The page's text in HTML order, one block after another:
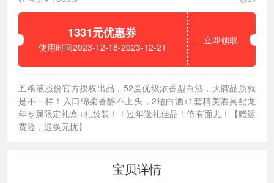
1331元优惠券
使用时间2023-12-18-2023-12-21
立即领取
五粮液股份官方授权出品，52度优级浓香型白酒，大牌品质就
是不一样！入口绵柔香醇不上头，2瓶白酒+1套精美酒具配龙
年专属限定礼盒+礼袋装！！过年送礼佳品！倍有面儿！【赠运
费险，退换无忧】
宝贝详情